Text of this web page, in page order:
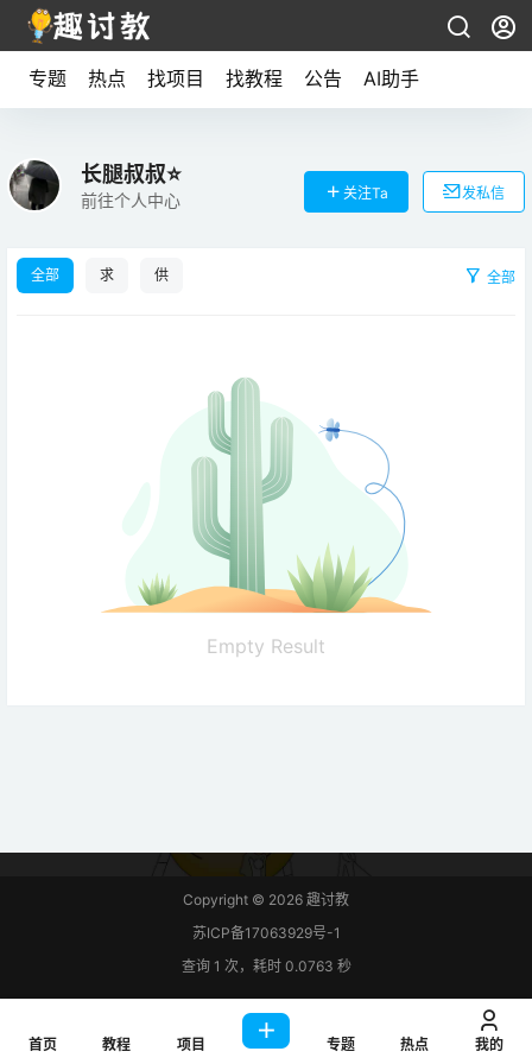
专题 热点 找项目 找教程 公告 AI助手
长腿叔叔⭐️
前往个人中心 关注Ta 发私信
全部 求 供 全部
Empty Result
Copyright © 2026 趣讨教
苏ICP备17063929号-1
查询 1 次，耗时 0.0763 秒
首页 教程 项目 专题 热点 我的